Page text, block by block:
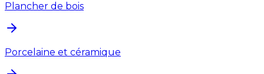
Plancher de bois
Porcelaine et céramique